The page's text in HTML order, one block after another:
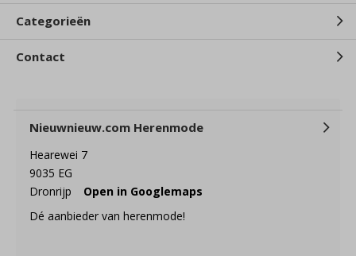
Categorieën
Contact
Nieuwnieuw.com Herenmode
Hearewei 7
9035 EG
Dronrijp
Open in Googlemaps
Dé aanbieder van herenmode!